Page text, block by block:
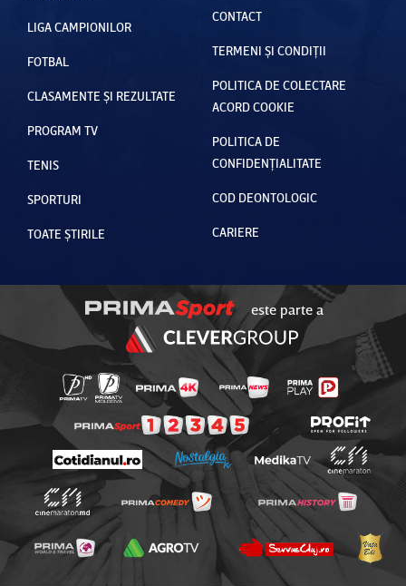
LIGA CAMPIONILOR
FOTBAL
CLASAMENTE ȘI REZULTATE
PROGRAM TV
TENIS
SPORTURI
TOATE ȘTIRILE
CONTACT
TERMENI ȘI CONDIȚII
POLITICA DE COLECTARE
ACORD COOKIE
POLITICA DE
CONFIDENȚIALITATE
COD DEONTOLOGIC
CARIERE
este parte a